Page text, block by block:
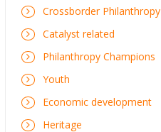
Crossborder Philanthropy
Catalyst related
Philanthropy Champions
Youth
Economic development
Heritage